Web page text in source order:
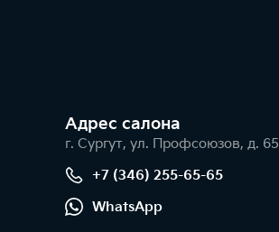
Адрес салонa
г. Сургут, ул. Профсоюзов, д. 65
+7 (346) 255-65-65
WhatsApp